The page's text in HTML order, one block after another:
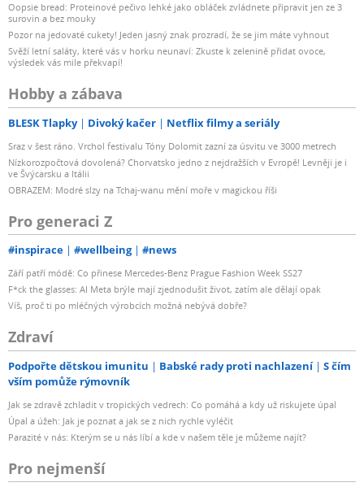
Oopsie bread: Proteinové pečivo lehké jako obláček zvládnete připravit jen ze 3
surovin a bez mouky
Pozor na jedovaté cukety! Jeden jasný znak prozradí, že se jim máte vyhnout
Svěží letní saláty, které vás v horku neunaví: Zkuste k zelenině přidat ovoce,
výsledek vás mile překvapí!
Hobby a zábava
BLESK Tlapky Divoký kačer Netflix filmy a seriály
Sraz v šest ráno. Vrchol festivalu Tóny Dolomit zazní za úsvitu ve 3000 metrech
Nízkorozpočtová dovolená? Chorvatsko jedno z nejdražších v Evropě! Levněji je i
ve Švýcarsku a Itálii
OBRAZEM: Modré slzy na Tchaj-wanu mění moře v magickou říši
Pro generaci Z
#inspirace #wellbeing #news
Září patří módě: Co přinese Mercedes-Benz Prague Fashion Week SS27
F*ck the glasses: AI Meta brýle mají zjednodušit život, zatím ale dělají opak
Víš, proč ti po mléčných výrobcích možná nebývá dobře?
Zdraví
Podpořte dětskou imunitu Babské rady proti nachlazení
S čím
vším pomůže rýmovník
Jak se zdravě zchladit v tropických vedrech: Co pomáhá a kdy už riskujete úpal
Úpal a úžeh: Jak je poznat a jak se z nich rychle vyléčit
Parazité v nás: Kterým se u nás líbí a kde v našem těle je můžeme najít?
Pro nejmenší